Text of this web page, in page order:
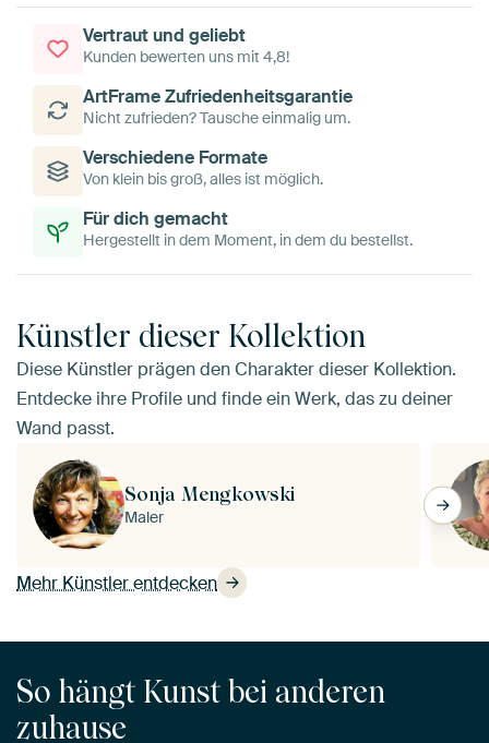
Vertraut und geliebt
Kunden bewerten uns mit 4,8!
ArtFrame Zufriedenheitsgarantie
Nicht zufrieden? Tausche einmalig um.
Verschiedene Formate
Von klein bis groß, alles ist möglich.
Für dich gemacht
Hergestellt in dem Moment, in dem du bestellst.
Künstler dieser Kollektion
Diese Künstler prägen den Charakter dieser Kollektion.
Entdecke ihre Profile und finde ein Werk, das zu deiner
Wand passt.
Mehr Künstler entdecken
Sonja Mengkowski
Maler
So hängt Kunst bei anderen
zuhause